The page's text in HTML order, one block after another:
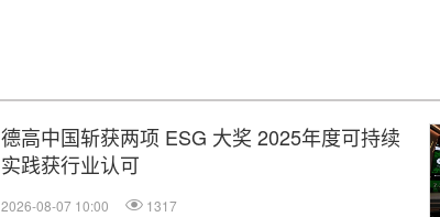
德高中国斩获两项 ESG 大奖 2025年度可持续
实践获行业认可
2026-08-07 10:00 1317